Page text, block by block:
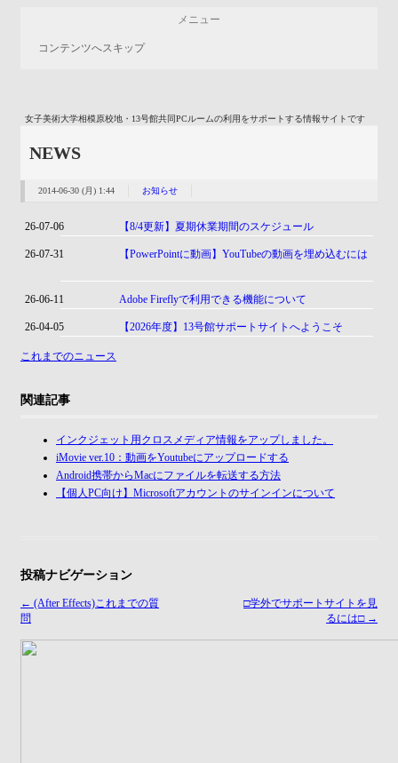
メニュー
コンテンツへスキップ
女子美術大学相模原校地・13号館共同PCルームの利用をサポートする情報サイトです
NEWS
2014-06-30 (月) 1:44 お知らせ
26-07-06 【8/4更新】夏期休業期間のスケジュール
26-07-31 【PowerPointに動画】YouTubeの動画を埋め込むには
26-06-11 Adobe Fireflyで利用できる機能について
26-04-05 【2026年度】13号館サポートサイトへようこそ
これまでのニュース
関連記事
インクジェット用クロスメディア情報をアップしました。
iMovie ver.10：動画をYoutubeにアップロードする
Android携帯からMacにファイルを転送する方法
【個人PC向け】Microsoftアカウントのサインインについて
投稿ナビゲーション
← (After Effects)これまでの質
問
□学外でサポートサイトを見
るには□ →